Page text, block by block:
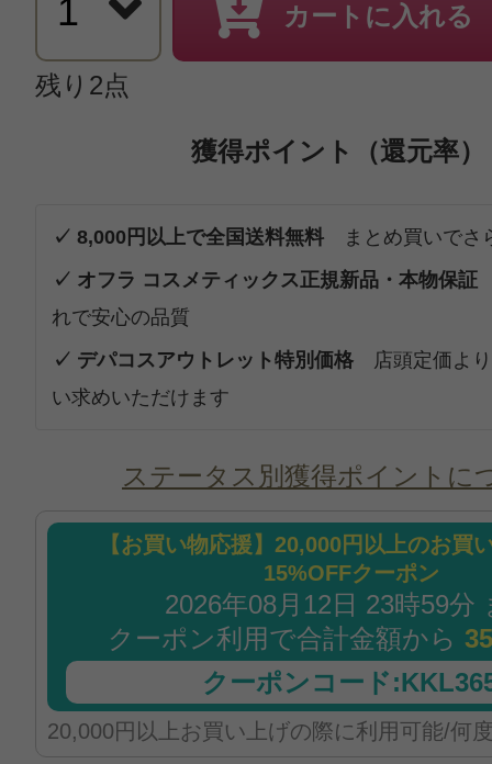
カートに入れる
残り2点
獲得ポイント（還元率）
✓ 8,000円以上で全国送料無料 まとめ買いでさ
✓ オフラ コスメティックス正規新品・本物保証
れで安心の品質
✓ デパコスアウトレット特別価格 店頭定価よ
い求めいただけます
ステータス別獲得ポイントに
【お買い物応援】20,000円以上のお買
15%OFFクーポン
2026年08月12日 23時59分
クーポン利用で合計金額から
クーポンコード
20,000円以上お買い上げの際に利用可能/何